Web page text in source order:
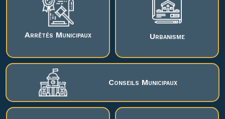
Arrêtés Municipaux Urbanisme
Conseils Municipaux